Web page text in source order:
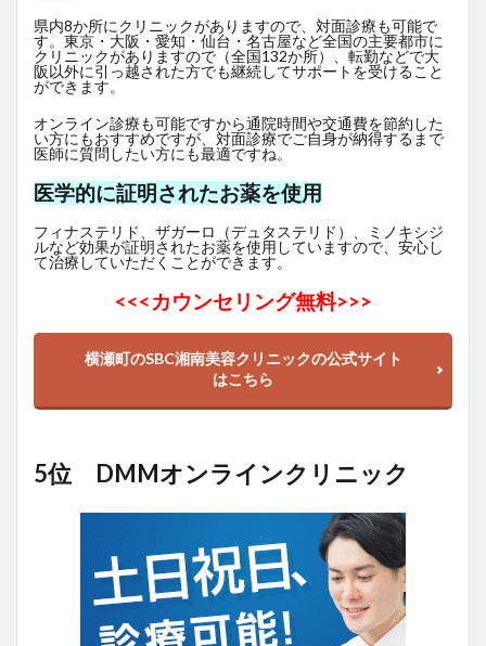
県内8か所にクリニックがありますので、対面診療も可能で
す。東京・大阪・愛知・仙台・名古屋など全国の主要都市に
クリニックがありますので（全国132か所）、転勤などで大
阪以外に引っ越された方でも継続してサポートを受けること
ができます。
オンライン診療も可能ですから通院時間や交通費を節約した
い方にもおすすめですが、対面診療でご自身が納得するまで
医師に質問したい方にも最適ですね。
医学的に証明されたお薬を使用
フィナステリド、ザガーロ（デュタステリド）、ミノキシジ
ルなど効果が証明されたお薬を使用していますので、安心し
て治療していただくことができます。
<<<カウンセリング無料>>>
横瀬町のSBC湘南美容クリニックの公式サイト
はこちら
5位 DMMオンラインクリニック